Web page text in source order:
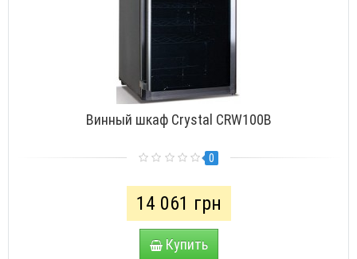
Винный шкаф Crystal CRW100B
0
14 061 грн
Купить